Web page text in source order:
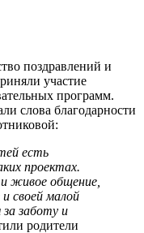
поздравлений и
участие
программ.
слова благодарности
есть
проектах.
живое общение,
своей малой
заботу и
родители